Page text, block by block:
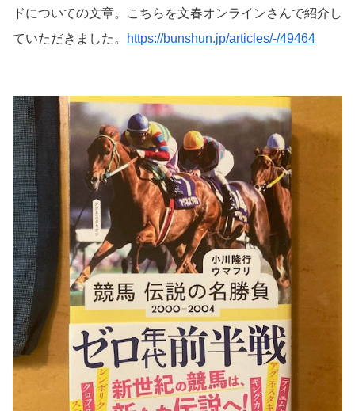
ドについての文章。こちらを文春オンラインさんで紹介し
ていただきました。
https://bunshun.jp/articles/-/49464